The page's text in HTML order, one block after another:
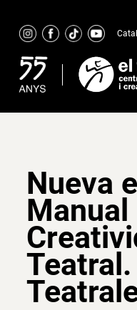
content
Nueva
Manual